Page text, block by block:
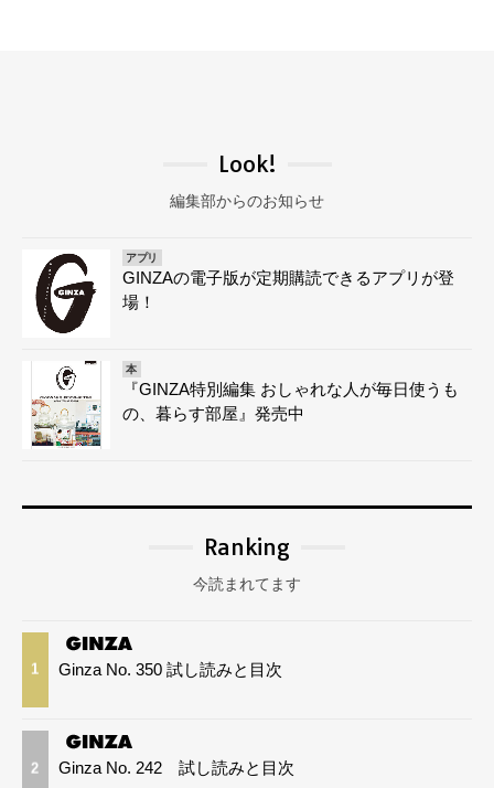
Look!
編集部からのお知らせ
アプリ
GINZAの電子版が定期購読できるアプリが登
場！
本
『GINZA特別編集 おしゃれな人が毎日使うも
の、暮らす部屋』発売中
Ranking
今読まれてます
1 Ginza No. 350 試し読みと目次
2 Ginza No. 242 試し読みと目次